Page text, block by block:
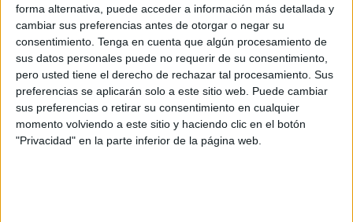
forma alternativa, puede acceder a información más detallada y
cambiar sus preferencias antes de otorgar o negar su
consentimiento. Tenga en cuenta que algún procesamiento de
sus datos personales puede no requerir de su consentimiento,
pero usted tiene el derecho de rechazar tal procesamiento. Sus
preferencias se aplicarán solo a este sitio web. Puede cambiar
sus preferencias o retirar su consentimiento en cualquier
momento volviendo a este sitio y haciendo clic en el botón
"Privacidad" en la parte inferior de la página web.
realizado, en Madrid y en Barcelona, tres nuevas acciones de calle para conectar
con ellos y darles a conocer las posibilidades creativas que ofrece el nuevo
smartphones Nokia N8. Bajo la dirección de la agencia Marketingvivo, Nokia ha
pretendido a través de diversas acciones establecer con los jóvenes experiencias de
establecer lazos de amistad con la marca. Para ello, Nokia ha desarrollado en
varios centros comerciales un espectáculo de títeres con luz negra que aporta una
nueva dimensión multimedia al tradicional teatro de títeres. Otra de las actividades